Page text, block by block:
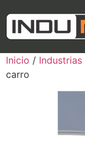
Inicio / Industrias
carro